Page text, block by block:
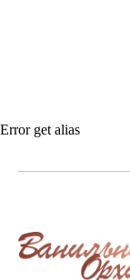
Error get alias